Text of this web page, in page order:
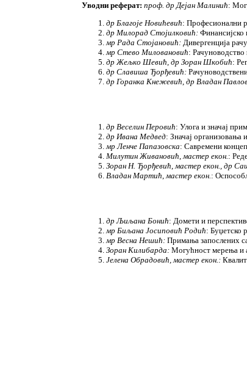
Уводни реферат:проф. др Дејан Малинић:
др Благоје Новићевић: Професионални
др Милорад Стојилковић: Финансијско
мр Рада Стојановић: Дивергенција
мр Стево Миловановић: Рачуноводство
др Жељко Шевић, др Зоран Шкобић:
др Славиша Ђорђевић:
др Горанка Кнежевић, др Владан
др Веселин Перовић: Улога и значај
др Ивана Медвед: Значај организовања
мр Ленче Папазовска: Савремени
Милутин Живановић,мастер екон.:
Зоран Н. Ђорђевић,мастер екон., др
Владан Мартић,мастер екон.:
др Љиљана Бонић: Домети и
мр Биљана Јосиповић Родић: Буџетско
мр Весна Нешић: Примања запослених
Зоран Килибарда: Могућност мерења и
Јелена Обрадовић, мастер екон.: